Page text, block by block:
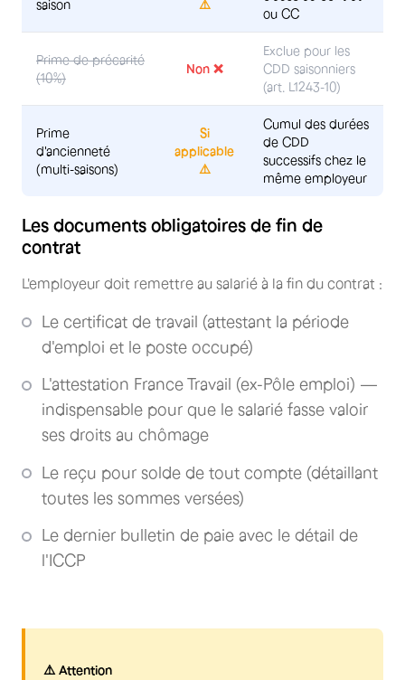
saison
⚠️
ou CC
Prime de précarité
(10%)
Non ❌
Exclue pour les
CDD saisonniers
(art. L1243-10)
Prime
d'ancienneté
(multi-saisons)
Si
applicable
⚠️
Cumul des durées
de CDD
successifs chez le
même employeur
Les documents obligatoires de fin de
contrat
L'employeur doit remettre au salarié à la fin du contrat :
Le certificat de travail (attestant la période
d'emploi et le poste occupé)
L'attestation France Travail (ex-Pôle emploi) —
indispensable pour que le salarié fasse valoir
ses droits au chômage
Le reçu pour solde de tout compte (détaillant
toutes les sommes versées)
Le dernier bulletin de paie avec le détail de
l'ICCP
⚠️ Attention